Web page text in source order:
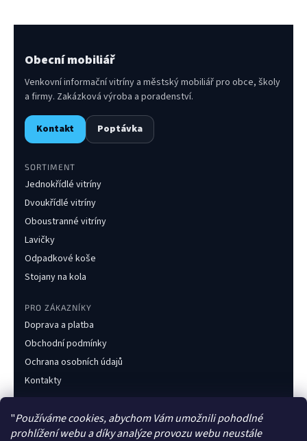
"Používáme cookies, abychom Vám umožnili pohodlné
prohlížení webu a díky analýze provozu webu neustále
Obecní mobiliář
Venkovní informační vitríny a městský mobiliář pro obce, školy
a firmy. Zakázková výroba a poradenství.
Kontakt Poptávka
SORTIMENT
Jednokřídlé vitríny
Dvoukřídlé vitríny
Oboustranné vitríny
Lavičky
Odpadkové koše
Stojany na kola
PRO ZÁKAZNÍKY
Doprava a platba
Obchodní podmínky
Ochrana osobních údajů
Kontakty
+420 733 216 437